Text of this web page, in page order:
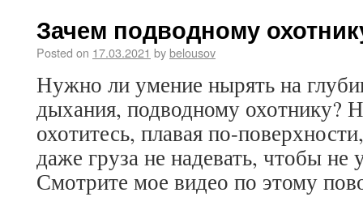
Зачем подводному
Posted on 17.03.2021 bybelousov
Нужно ли умение нырять на
дыхания, подводному охотнику?
охотитесь, плавая по-
даже груза не надевать, чтобы
Смотрите мое видео по этому